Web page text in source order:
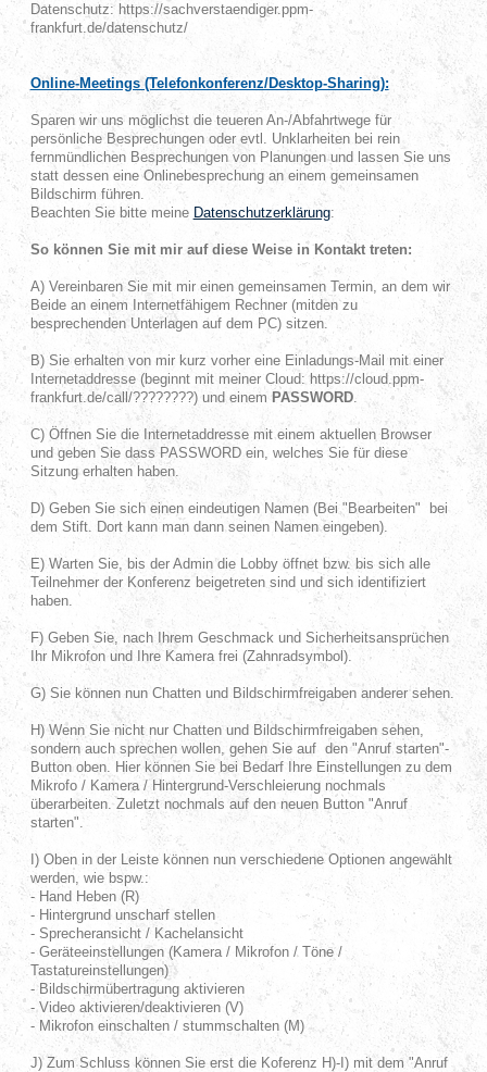
Datenschutz: https://sachverstaendiger.ppm-
frankfurt.de/datenschutz/
Online-Meetings (Telefonkonferenz/Desktop-Sharing):
Sparen wir uns möglichst die teueren An-/Abfahrtwege für
persönliche Besprechungen oder evtl. Unklarheiten bei rein
fernmündlichen Besprechungen von Planungen und lassen Sie uns
statt dessen eine Onlinebesprechung an einem gemeinsamen
Bildschirm führen.
Beachten Sie bitte meine Datenschutzerklärung:
So können Sie mit mir auf diese Weise in Kontakt treten:
A) Vereinbaren Sie mit mir einen gemeinsamen Termin, an dem wir
Beide an einem Internetfähigem Rechner (mitden zu
besprechenden Unterlagen auf dem PC) sitzen.
B) Sie erhalten von mir kurz vorher eine Einladungs-Mail mit einer
Internetaddresse (beginnt mit meiner Cloud: https://cloud.ppm-
frankfurt.de/call/????????) und einem PASSWORD.
C) Öffnen Sie die Internetaddresse mit einem aktuellen Browser
und geben Sie dass PASSWORD ein, welches Sie für diese
Sitzung erhalten haben.
D) Geben Sie sich einen eindeutigen Namen (Bei "Bearbeiten" bei
dem Stift. Dort kann man dann seinen Namen eingeben).
E) Warten Sie, bis der Admin die Lobby öffnet bzw. bis sich alle
Teilnehmer der Konferenz beigetreten sind und sich identifiziert
haben.
F) Geben Sie, nach Ihrem Geschmack und Sicherheitsansprüchen
Ihr Mikrofon und Ihre Kamera frei (Zahnradsymbol).
G) Sie können nun Chatten und Bildschirmfreigaben anderer sehen.
H) Wenn Sie nicht nur Chatten und Bildschirmfreigaben sehen,
sondern auch sprechen wollen, gehen Sie auf den "Anruf starten"-
Button oben. Hier können Sie bei Bedarf Ihre Einstellungen zu dem
Mikrofo / Kamera / Hintergrund-Verschleierung nochmals
überarbeiten. Zuletzt nochmals auf den neuen Button "Anruf
starten".
I) Oben in der Leiste können nun verschiedene Optionen angewählt
werden, wie bspw.:
- Hand Heben (R)
- Hintergrund unscharf stellen
- Sprecheransicht / Kachelansicht
- Geräteeinstellungen (Kamera / Mikrofon / Töne /
Tastatureinstellungen)
- Bildschirmübertragung aktivieren
- Video aktivieren/deaktivieren (V)
- Mikrofon einschalten / stummschalten (M)
J) Zum Schluss können Sie erst die Koferenz H)-I) mit dem "Anruf